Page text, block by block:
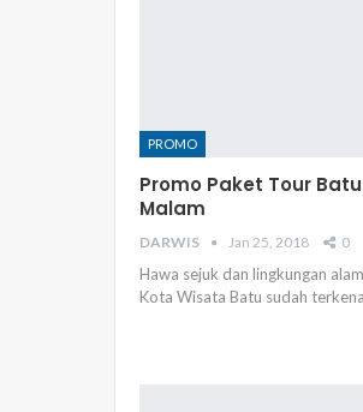
PROMO
Promo Paket Tour
Malam
DARWIS Jan 25, 2018 0
Hawa sejuk dan lingkungan
Kota Wisata Batu sudah